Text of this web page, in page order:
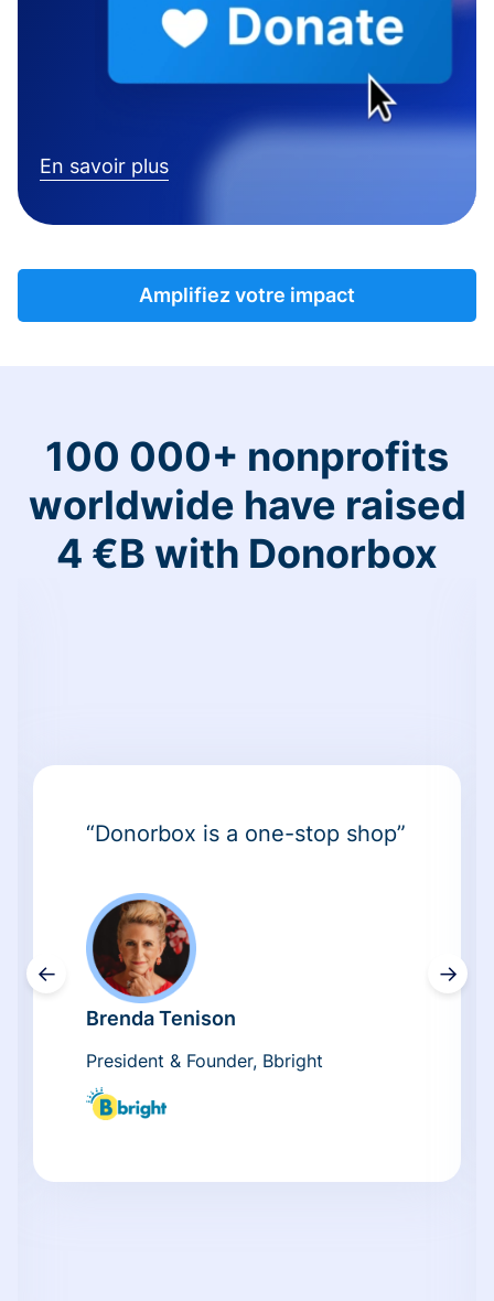
En savoir plus
Amplifiez votre impact
100 000+ nonprofits
worldwide have raised
4 €B with Donorbox
←
“Donorbox is a one-stop shop”
Brenda Tenison
President & Founder, Bbright
→